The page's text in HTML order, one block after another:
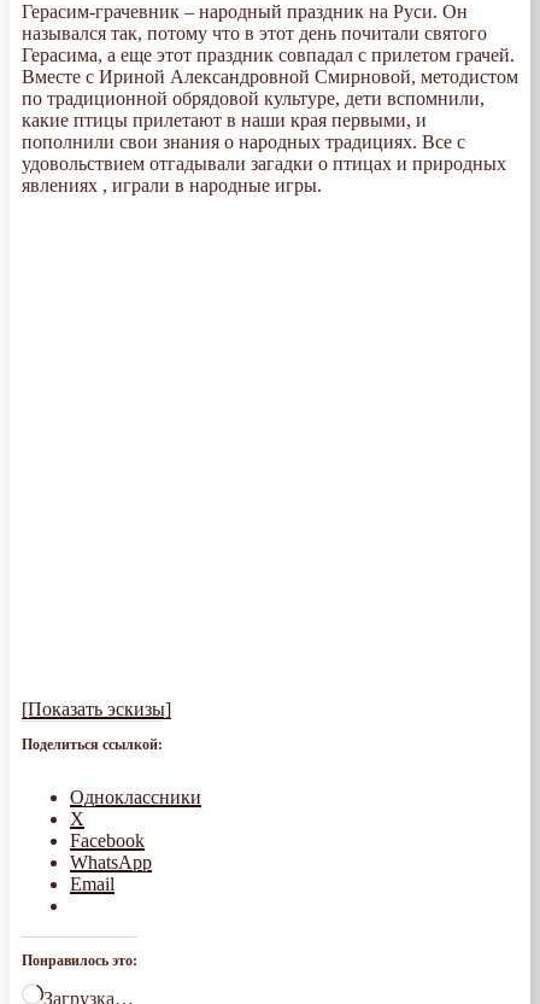
Герасим-грачевник – народный праздник на Руси. Он
назывался так, потому что в этот день почитали святого
Герасима, а еще этот праздник совпадал с прилетом грачей.
Вместе с Ириной Александровной Смирновой, методистом
по традиционной обрядовой культуре, дети вспомнили,
какие птицы прилетают в наши края первыми, и
пополнили свои знания о народных традициях. Все с
удовольствием отгадывали загадки о птицах и природных
явлениях , играли в народные игры.
[Показать эскизы]
Поделиться ссылкой:
Одноклассники
X
Facebook
WhatsApp
Email
Понравилось это:
Загрузка…